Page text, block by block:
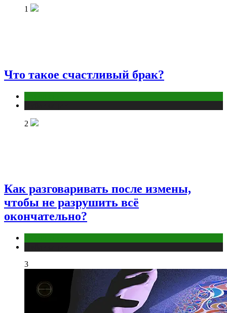
1
Что такое счастливый брак?
2
Как разговаривать после измены,
чтобы не разрушить всё
окончательно?
3